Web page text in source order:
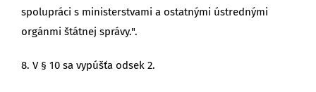
spolupráci s ministerstvami a ostatnými ústrednými
orgánmi štátnej správy.".
8. V § 10 sa vypúšťa odsek 2.